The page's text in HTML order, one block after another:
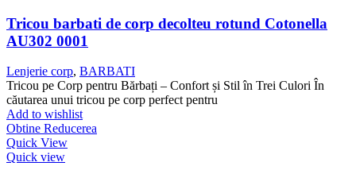
Tricou barbati de corp decolteu rotund Cotonella
AU302 0001
Lenjerie corp, BARBATI
Tricou pe Corp pentru Bărbați – Confort și Stil în Trei Culori În
căutarea unui tricou pe corp perfect pentru
Add to wishlist
Obtine Reducerea
Quick View
Quick view